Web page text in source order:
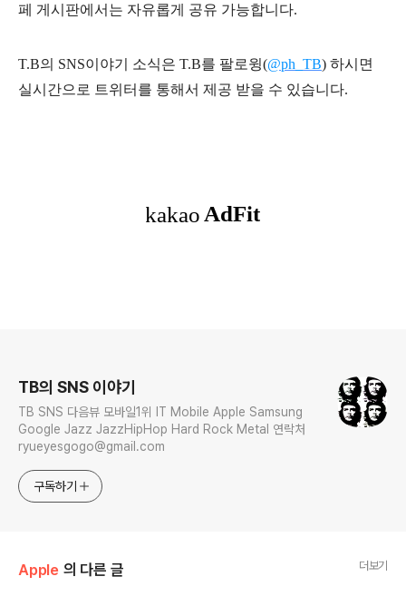
페 게시판에서는 자유롭게 공유 가능합니다.
T.B의 SNS이야기 소식은 T.B를 팔로윙(@ph_TB) 하시면
실시간으로 트위터를 통해서 제공 받을 수 있습니다.
TB의 SNS 이야기
TB SNS 다음뷰 모바일1위 IT Mobile Apple Samsung
Google Jazz JazzHipHop Hard Rock Metal 연락처
ryueyesgogo@gmail.com
구독하기
Apple 의 다른 글 더보기